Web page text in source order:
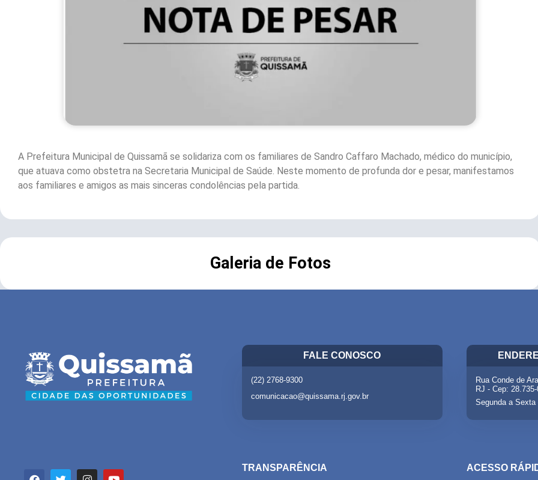
A Prefeitura Municipal de Quissamã se solidariza com os familiares de Sandro Caffaro Machado, médico do município,
que atuava como obstetra na Secretaria Municipal de Saúde. Neste momento de profunda dor e pesar, manifestamos
aos familiares e amigos as mais sinceras condolências pela partida.
Galeria de Fotos
FALE CONOSCO
(22) 2768-9300
comunicacao@quissama.rj.gov.br
Rua Conde de
RJ - Cep:
Segunda a
TRANSPARÊNCIA ACESSO